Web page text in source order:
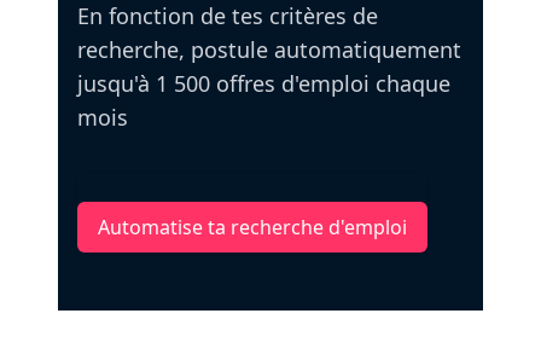
En fonction de tes critères de
recherche, postule automatiquement
jusqu'à 1 500 offres d'emploi chaque
mois
Automatise ta recherche d'emploi